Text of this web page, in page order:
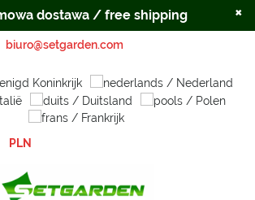
biuro@setgarden.com
dostawa / free shipping ×